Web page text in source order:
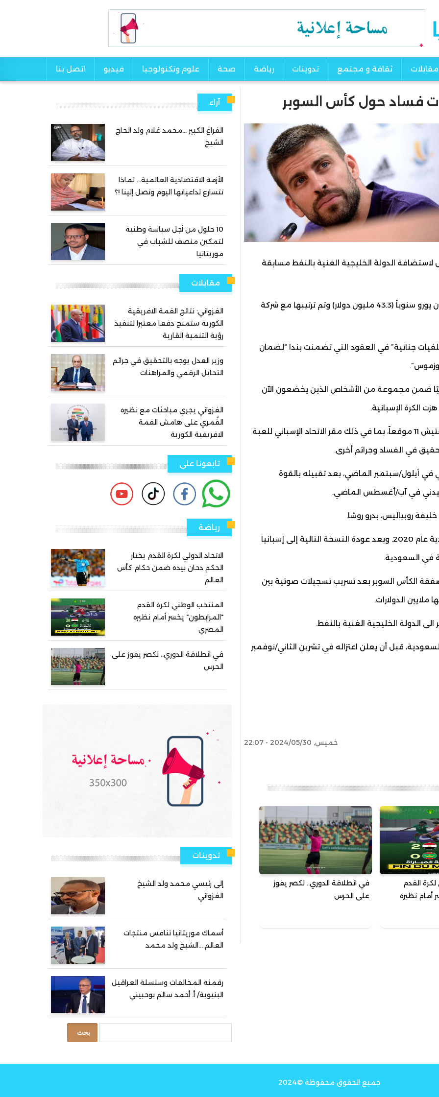
مقابلات ثقافة و مجتمع تدوينات رياضة صحة علوم وتكنولوجيا فيديو اتصل بنا
فساد حول كأس السوبر
الدولة الخليجية الغنية بالنفط مسابقة
وتبلغ قيمة عقود الكأس السوبر الموقعة 40 مليون يورو سنوياً (43.3 مليون دولار) وتم ترتيبها مع شركة
جنائية” في العقود التي تضمنت بندا “لضمان
ضمن مجموعة من الأشخاص الذين يخضعون الآن
الكرة الإسبانية.
وفي آذار/مارس الماضي، قامت الشرطة الإسبانية بتفتيش 11 موقعاً، بما في ذلك مقر الاتحاد الإسباني للعبة
في الفساد وجرائم أخرى.
في أيلول/سبتمبر الماضي، بعد تقبيله بالقوة
سيدني في آب/أغسطس الماضي.
روبياليس، بدرو روشا.
وأقيمت كأس السوبر الإسباني لأول مرة في السعودية عام 2020. وبعد عودة النسخة التالية إلى إسبانيا
الإسبان تحقيقاً في عام 2022 في صفقة الكأس السوبر بعد تسريب تسجيلات صوتية بين
الدولارات.
الدولة الخليجية الغنية بالنفط.
قبل أن يعلن اعتزاله في تشرين الثاني/نوفمبر
خميس, 2024/05/30 - 22:07
القدم
أمام نظيره
في انطلاقة الدوري.. لكصر يفوز
على الحرس
آراء
الفراغ الكبير …محمد غلام ولد الحاج
الشيخ
الأزمة الاقتصادية العالمية… لماذا
تتسارع تداعياتها اليوم وتصل إلينا !؟
10 حلول من أجل سياسة وطنية
لتمكين منصف للشباب في
موريتانيا
مقابلات
الغزواني: نتائج القمة الافريقية
الكورية ستمنح دفعا معتبرا لتنفيذ
رؤية التنمية القارية
وزير العدل يوجه بالتحقيق في جرائم
التحايل الرقمي والمراهنات
الغزواني يجري مباحثات مع نظيره
القُمري على هامش القمة
الافريقية الكورية
تابعونا على
رياضة
الاتحاد الدولي لكرة القدم يختار
الحكم دحان بيده ضمن حكام كأس
العالم
المنتخب الوطني لكرة القدم
"المرابطون" يخسر أمام نظيره
المصري
في انطلاقة الدوري.. لكصر يفوز على
الحرس
تدوينات
إلى رئيسي محمد ولد الشيخ
الغزواني
أسماك موريتانيا تنافس منتجات
العالم …الشيخ ولد محمد
رقمنة المخالفات وسلسلة العراقيل
البنيوية/ أ. أحمد سالم بوحبيني
جميع الحقوق محفوظة ©2024